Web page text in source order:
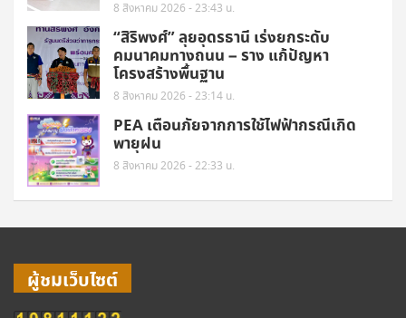
8 สิงหาคม 2026 - 23:43 น.
“สิริพงศ์” ลุยอุดรธานี เร่งยกระดับ
คมนาคมทางถนน – ราง แก้ปัญหา
โครงสร้างพื้นฐาน
8 สิงหาคม 2026 - 23:14 น.
PEA เตือนภัยจากการใช้ไฟฟ้ากรณีเกิด
พายุฝน
8 สิงหาคม 2026 - 22:33 น.
ผู้ชมเว็บไซต์